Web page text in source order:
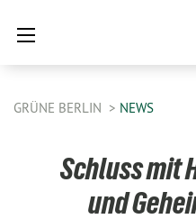
GRÜNE BERLIN NEWS
Schluss mit
und